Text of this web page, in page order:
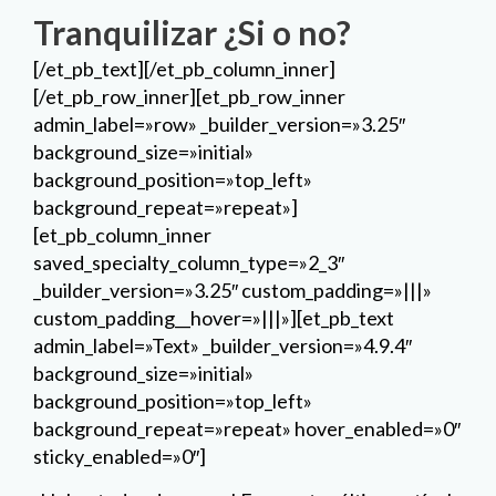
Tranquilizar ¿Si o no?
[/et_pb_text][/et_pb_column_inner]
[/et_pb_row_inner][et_pb_row_inner
admin_label=»row» _builder_version=»3.25″
background_size=»initial»
background_position=»top_left»
background_repeat=»repeat»]
[et_pb_column_inner
saved_specialty_column_type=»2_3″
_builder_version=»3.25″ custom_padding=»|||»
custom_padding__hover=»|||»][et_pb_text
admin_label=»Text» _builder_version=»4.9.4″
background_size=»initial»
background_position=»top_left»
background_repeat=»repeat» hover_enabled=»0″
sticky_enabled=»0″]